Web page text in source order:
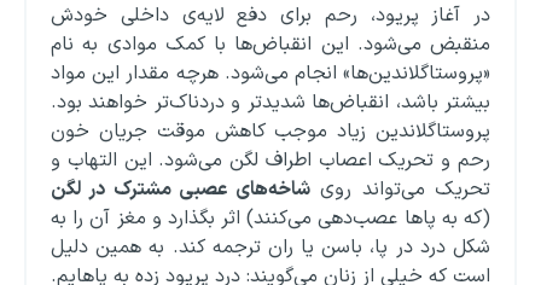
در آغاز پریود، رحم برای دفع لایه‌ی داخلی خودش
منقبض می‌شود. این انقباض‌ها با کمک موادی به نام
«پروستاگلاندین‌ها» انجام می‌شود. هرچه مقدار این مواد
بیشتر باشد، انقباض‌ها شدیدتر و دردناک‌تر خواهند بود.
پروستاگلاندین زیاد موجب کاهش موقت جریان خون
رحم و تحریک اعصاب اطراف لگن می‌شود. این التهاب و
تحریک می‌تواند روی شاخه‌های عصبی مشترک در لگن
(که به پاها عصب‌دهی می‌کنند) اثر بگذارد و مغز آن را به
شکل درد در پا، باسن یا ران ترجمه کند. به همین دلیل
است که خیلی از زنان می‌گویند: درد پریود زده به پاهایم.